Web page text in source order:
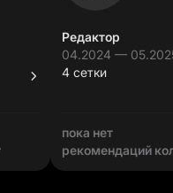
Редактор
04.2024 —
4 сетки
пока нет
рекомендаций